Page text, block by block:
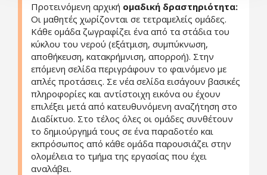
Προτεινόμενη αρχική ομαδική δραστηριότητα:
Οι μαθητές χωρίζονται σε τετραμελείς ομάδες.
Κάθε ομάδα ζωγραφίζει ένα από τα στάδια του
κύκλου του νερού (εξάτμιση, συμπύκνωση,
αποθήκευση, κατακρήμνιση, απορροή). Στην
επόμενη σελίδα περιγράφουν το φαινόμενο με
απλές προτάσεις. Σε νέα σελίδα εισάγουν βασικές
πληροφορίες και αντίστοιχη εικόνα ου έχουν
επιλέξει μετά από κατευθυνόμενη αναζήτηση στο
Διαδίκτυο. Στο τέλος όλες οι ομάδες συνθέτουν
το δημιούργημά τους σε ένα παραδοτέο και
εκπρόσωπος από κάθε ομάδα παρουσιάζει στην
ολομέλεια το τμήμα της εργασίας που έχει
αναλάβει.